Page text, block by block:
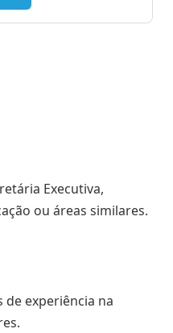
Executiva,
ou áreas similares.
de experiência na